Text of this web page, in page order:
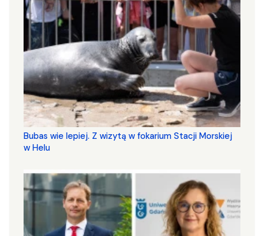
Bubas wie lepiej. Z wizytą w fokarium Stacji Morskiej
w Helu